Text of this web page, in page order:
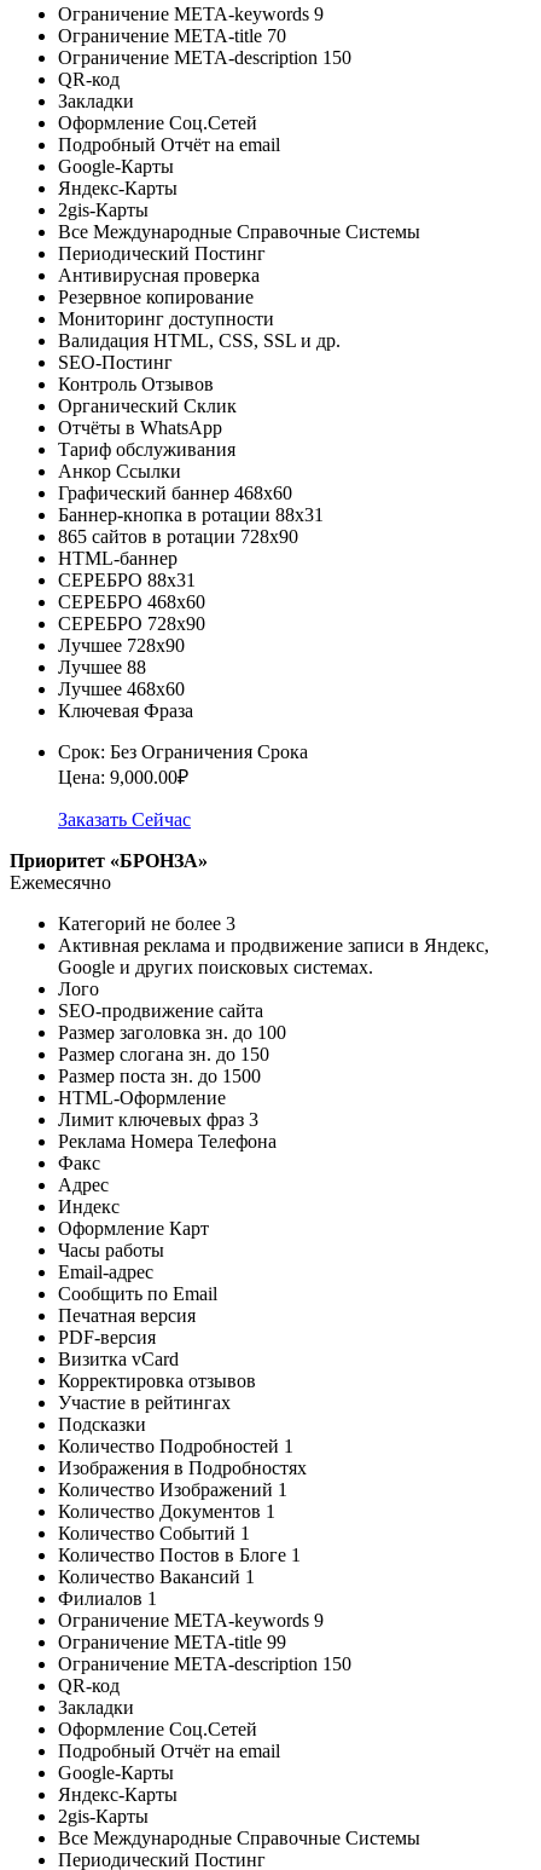
Ограничение META-keywords 9
Ограничение META-title 70
Ограничение META-description 150
QR-код
Закладки
Оформление Соц.Сетей
Подробный Отчёт на email
Google-Карты
Яндекс-Карты
2gis-Карты
Все Международные Справочные Системы
Периодический Постинг
Антивирусная проверка
Резервное копирование
Мониторинг доступности
Валидация HTML, CSS, SSL и др.
SEO-Постинг
Контроль Отзывов
Органический Склик
Отчёты в WhatsApp
Тариф обслуживания
Анкор Ссылки
Графический баннер 468x60
Баннер-кнопка в ротации 88х31
865 сайтов в ротации 728х90
HTML-баннер
СЕРЕБРО 88х31
СЕРЕБРО 468х60
СЕРЕБРО 728х90
Лучшее 728х90
Лучшее 88
Лучшее 468х60
Ключевая Фраза
Срок: Без Ограничения Срока
Цена: 9,000.00₽
Заказать Сейчас
Приоритет «БРОНЗА»
Ежемесячно
Категорий не более 3
Активная реклама и продвижение записи в Яндекс,
Google и других поисковых системах.
Лого
SEO-продвижение сайта
Размер заголовка зн. до 100
Размер слогана зн. до 150
Размер поста зн. до 1500
HTML-Оформление
Лимит ключевых фраз 3
Реклама Номера Телефона
Факс
Адрес
Индекс
Оформление Карт
Часы работы
Email-адрес
Сообщить по Email
Печатная версия
PDF-версия
Визитка vCard
Корректировка отзывов
Участие в рейтингах
Подсказки
Количество Подробностей 1
Изображения в Подробностях
Количество Изображений 1
Количество Документов 1
Количество Событий 1
Количество Постов в Блоге 1
Количество Вакансий 1
Филиалов 1
Ограничение META-keywords 9
Ограничение META-title 99
Ограничение META-description 150
QR-код
Закладки
Оформление Соц.Сетей
Подробный Отчёт на email
Google-Карты
Яндекс-Карты
2gis-Карты
Все Международные Справочные Системы
Периодический Постинг